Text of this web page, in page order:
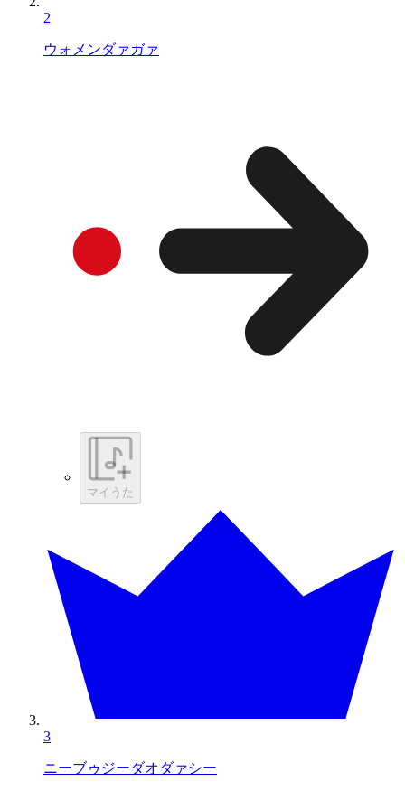
2
ウォメンダァガァ
マイうた
3
ニーブゥジーダオダァシー